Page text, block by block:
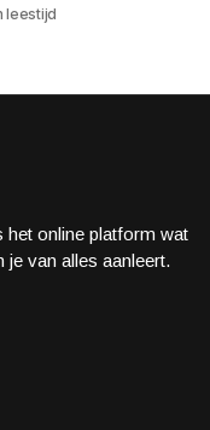
leestijd
het online platform wat
je van alles aanleert.